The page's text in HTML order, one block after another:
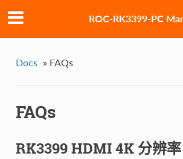
ROC-RK3399-PC
Docs » FAQs
FAQs
RK3399 HDMI 4K 分辨率